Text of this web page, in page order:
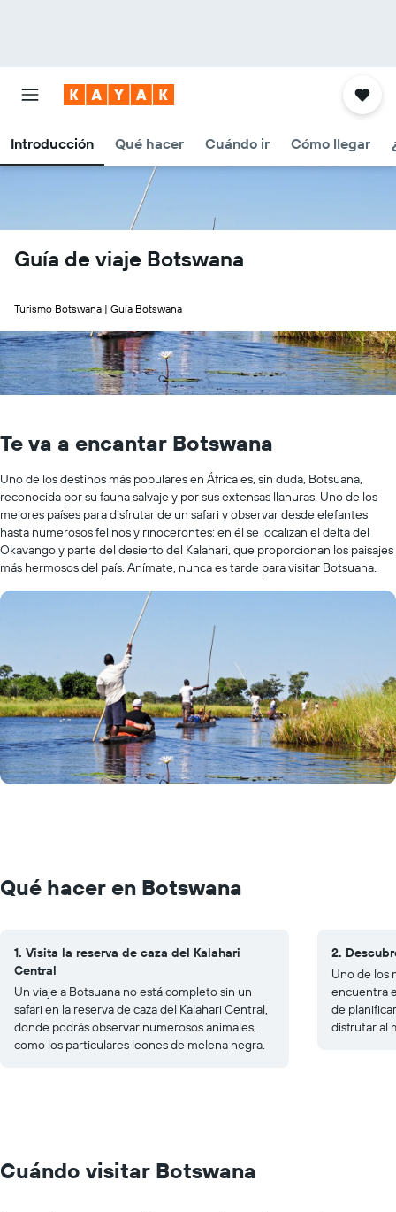
Introducción Qué hacer Cuándo ir Cómo llegar
Guía de viaje Botswana
Turismo Botswana | Guía Botswana
Te va a encantar Botswana
Uno de los destinos más populares en África es, sin duda, Botsuana,
reconocida por su fauna salvaje y por sus extensas llanuras. Uno de los
mejores países para disfrutar de un safari y observar desde elefantes
hasta numerosos felinos y rinocerontes; en él se localizan el delta del
Okavango y parte del desierto del Kalahari, que proporcionan los paisajes
más hermosos del país. Anímate, nunca es tarde para visitar Botsuana.
Qué hacer en Botswana
1. Visita la reserva de caza del Kalahari
Central
Un viaje a Botsuana no está completo sin un
safari en la reserva de caza del Kalahari Central,
donde podrás observar numerosos animales,
como los particulares leones de melena negra.
2.
Uno de los
encuentra
de
disfrutar al
Cuándo visitar Botswana